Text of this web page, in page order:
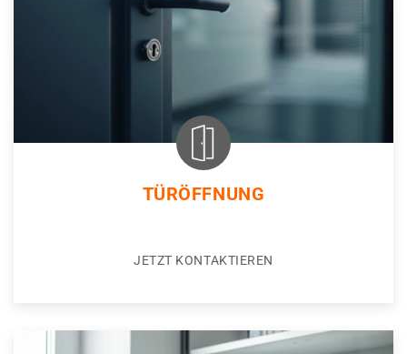
TÜRÖFFNUNG
JETZT KONTAKTIEREN